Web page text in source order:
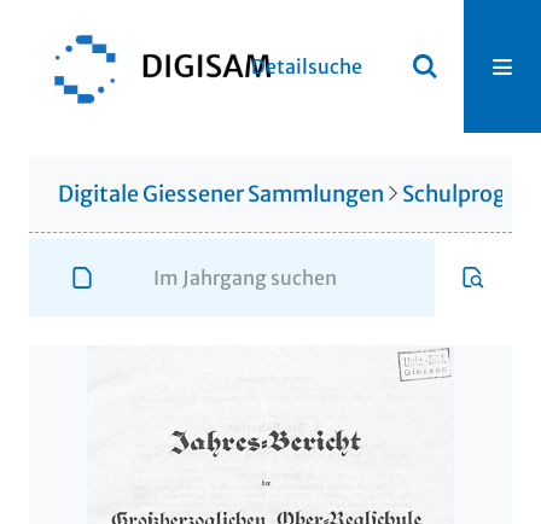
Detailsuche
Digitale Giessener Sammlungen